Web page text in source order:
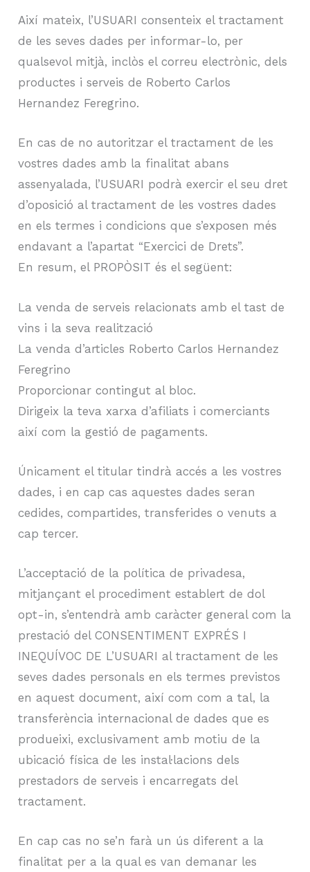
Així mateix, l’USUARI consenteix el tractament
de les seves dades per informar-lo, per
qualsevol mitjà, inclòs el correu electrònic, dels
productes i serveis de Roberto Carlos
Hernandez Feregrino.
En cas de no autoritzar el tractament de les
vostres dades amb la finalitat abans
assenyalada, l’USUARI podrà exercir el seu dret
d’oposició al tractament de les vostres dades
en els termes i condicions que s’exposen més
endavant a l’apartat “Exercici de Drets”.
En resum, el PROPÒSIT és el següent:
La venda de serveis relacionats amb el tast de
vins i la seva realització
La venda d’articles Roberto Carlos Hernandez
Feregrino
Proporcionar contingut al bloc.
Dirigeix la teva xarxa d’afiliats i comerciants
així com la gestió de pagaments.
Únicament el titular tindrà accés a les vostres
dades, i en cap cas aquestes dades seran
cedides, compartides, transferides o venuts a
cap tercer.
L’acceptació de la política de privadesa,
mitjançant el procediment establert de dol
opt-in, s’entendrà amb caràcter general com la
prestació del CONSENTIMENT EXPRÉS I
INEQUÍVOC DE L’USUARI al tractament de les
seves dades personals en els termes previstos
en aquest document, així com com a tal, la
transferència internacional de dades que es
produeixi, exclusivament amb motiu de la
ubicació física de les instal·lacions dels
prestadors de serveis i encarregats del
tractament.
En cap cas no se’n farà un ús diferent a la
finalitat per a la qual es van demanar les